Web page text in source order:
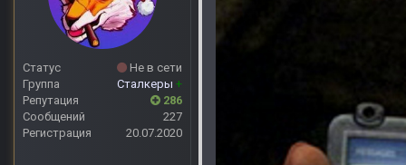
Статус
Не в сети
Группа
Сталкеры +
Репутация
286
Сообщений
227
Регистрация
20.07.2020